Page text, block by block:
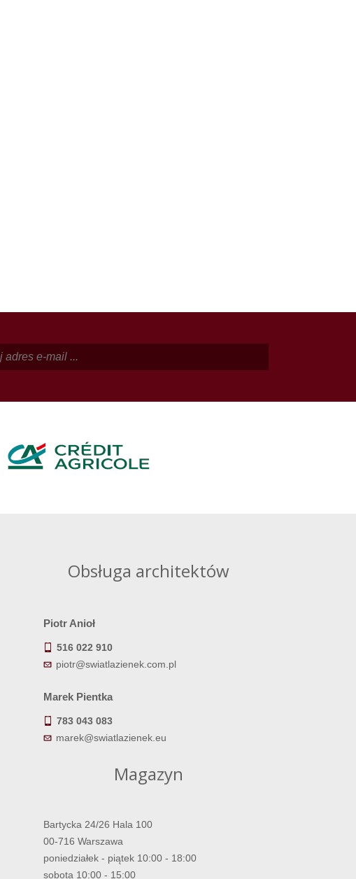
Obsługa architektów
Piotr Anioł
516 022 910
piotr@swiatlazienek.com.pl
Marek Pientka
783 043 083
marek@swiatlazienek.eu
Magazyn
Bartycka 24/26 Hala 100
00-716 Warszawa
poniedziałek - piątek 10:00 - 18:00
sobota 10:00 - 15:00